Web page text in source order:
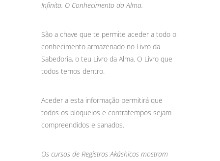
Infinita. O Conhecimento da Alma.
São a chave que te permite aceder a todo o
conhecimento armazenado no Livro da
Sabedoria, o teu Livro da Alma. O Livro que
todos temos dentro.
Aceder a esta informação permitirá que
todos os bloqueios e contratempos sejam
compreendidos e sanados.
Os cursos de Registros Akáshicos mostram